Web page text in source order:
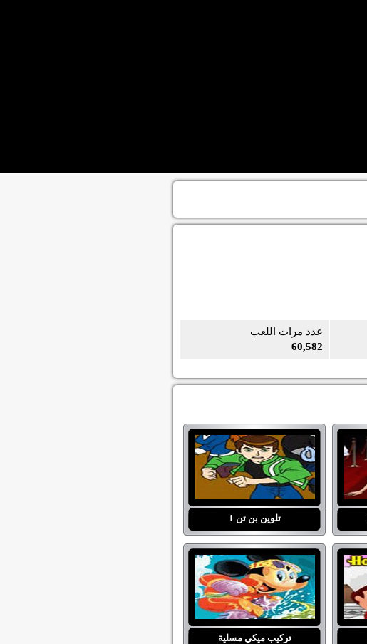
عدد مرات اللعب
60,582
تلوين بن تن 1
تركيب ميكي مسلية